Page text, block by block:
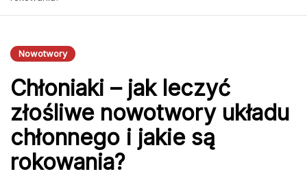
medycyny oraz
ratownictwa
Nowotwory
Chłoniaki – jak leczyć
złośliwe nowotwory układu
chłonnego i jakie są
rokowania?